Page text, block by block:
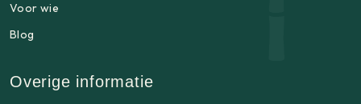
Voor wie
Blog
Overige informatie